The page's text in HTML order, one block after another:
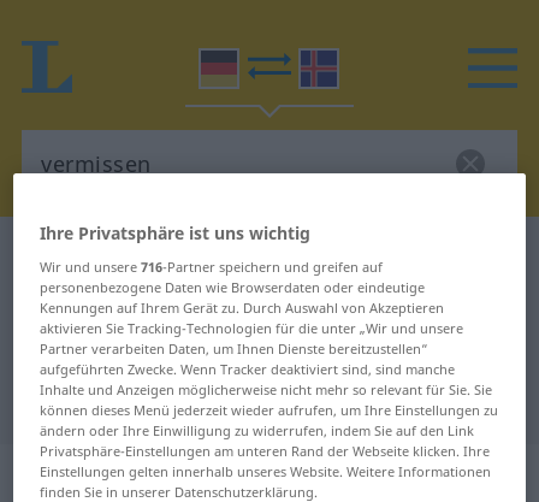
Deutsch-Isländisch Übersetzung
für "vermissen"
"vermissen" Isländisch Übersetzung
„vermissen“
Ihre Privatsphäre ist uns wichtig
Wir und unsere716-Partner speichern und greifen auf
personenbezogene Daten wie Browserdaten oder eindeutige
Kennungen auf Ihrem Gerät zu. Durch Auswahl von Akzeptieren
aktivieren Sie Tracking-Technologien für die unter „Wir und unsere
Partner verarbeiten Daten, um Ihnen Dienste bereitzustellen“
aufgeführten Zwecke. Wenn Tracker deaktiviert sind, sind manche
Inhalte und Anzeigen möglicherweise nicht mehr so relevant für Sie. Sie
können dieses Menü jederzeit wieder aufrufen, um Ihre Einstellungen zu
ändern oder Ihre Einwilligung zu widerrufen, indem Sie auf den Link
Privatsphäre-Einstellungen am unteren Rand der Webseite klicken. Ihre
Einstellungen gelten innerhalb unseres Website. Weitere Informationen
finden Sie in unserer Datenschutzerklärung.